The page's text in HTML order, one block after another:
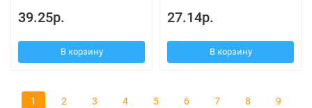
39.25р.
В корзину
27.14р.
В корзину
1 2 3 4 5 6 7 8 9